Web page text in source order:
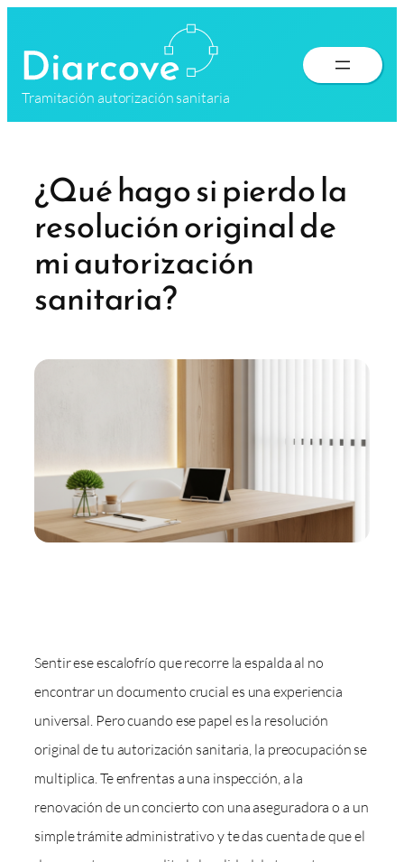
contenido
Tramitación autorización sanitaria
¿Qué hago si pierdo la
resolución original de
mi autorización
sanitaria?
Sentir ese escalofrío que recorre la espalda al no
encontrar un documento crucial es una experiencia
universal. Pero cuando ese papel es la resolución
original de tu autorización sanitaria, la preocupación se
multiplica. Te enfrentas a una inspección, a la
renovación de un concierto con una aseguradora o a un
simple trámite administrativo y te das cuenta de que el